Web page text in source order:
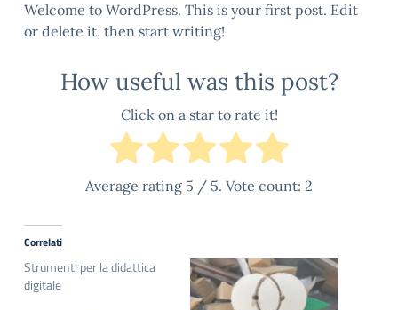
Welcome to WordPress. This is your first post. Edit
or delete it, then start writing!
How useful was this post?
Click on a star to rate it!
Average rating 5 / 5. Vote count: 2
Correlati
Strumenti per la didattica
digitale